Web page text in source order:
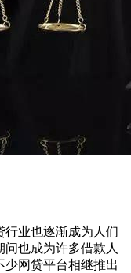
行业也逐渐成为人们
也成为许多借款人
网贷平台相继推出